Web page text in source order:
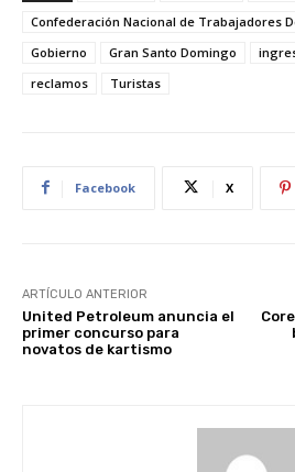
Confederación Nacional de Trabajadores
Gobierno
Gran Santo Domingo
reclamos
Turistas
Facebook X
ARTÍCULO ANTERIOR
United Petroleum anuncia el
primer concurso para
novatos de kartismo